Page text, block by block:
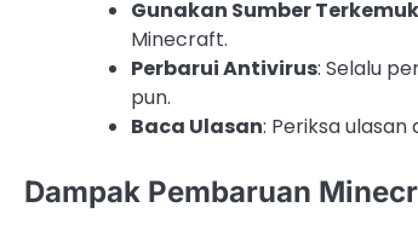
Gunakan Sumber
Minecraft.
Perbarui Antivirus: Selalu
pun.
Baca Ulasan: Periksa
Dampak Pembaruan